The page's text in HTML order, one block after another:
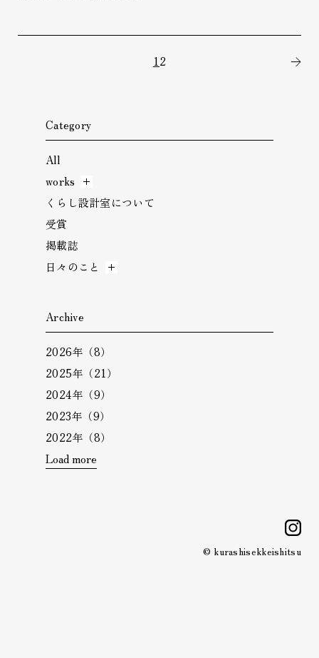
12
Category
All
works
くらし設計室について
受賞
掲載誌
日々のこと
Archive
2026年（8）
2025年（21）
2024年（9）
2023年（9）
2022年（8）
Load more
© kurashisekkeishitsu